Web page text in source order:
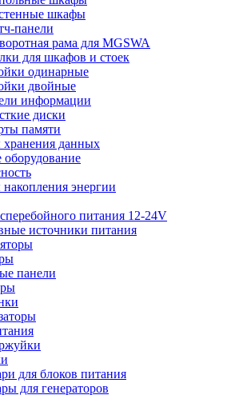
шкафы
панели
рама для MGSWA
для шкафов и стоек
одинарные
двойные
информации
диски
памяти
данных
оборудование
энергии
питания 12-24V
источники питания
панели
для блоков питания
для генераторов